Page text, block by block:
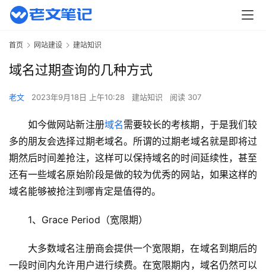
首页 网站建设 建站知识
域名过期查询的几种方式
老文 2023年9月18日 上午10:28 建站知识 阅读 307
如今做网站新注册域名需要较长的考核期，于是我们较
多的朋友会选择过期老域名。所谓的过期老域名就是即将过
期然后时间差抢注，这样可以保持域名的时间延续性，甚至
还有一些域名原始阶段是做的较为优秀的网站，如果这样的
域名能够被抢注到哪肯定是值得的。
1、Grace Period（宽限期）
大多数域名注册商会提供一个宽限期，在域名到期后的
一段时间内允许用户进行续费。在宽限期内，域名仍然可以